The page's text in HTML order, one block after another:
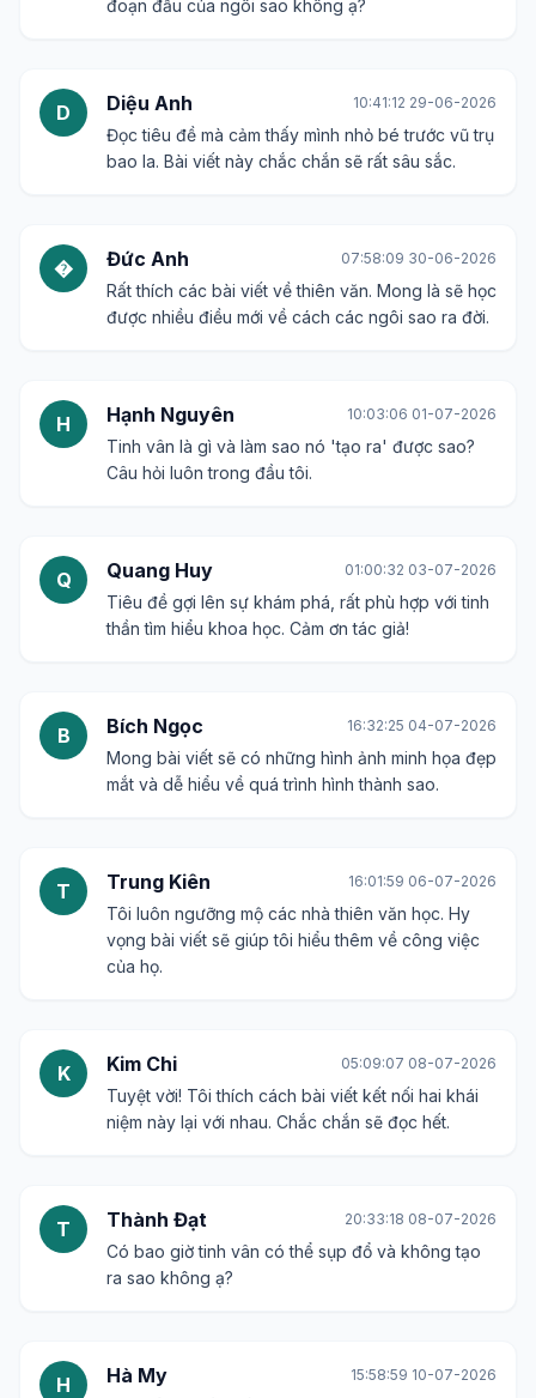
đoạn đầu của ngôi sao không ạ?
D Diệu Anh 10:41:12 29-06-2026
Đọc tiêu đề mà cảm thấy mình nhỏ bé trước vũ trụ
bao la. Bài viết này chắc chắn sẽ rất sâu sắc.
� Đức Anh 07:58:09 30-06-2026
Rất thích các bài viết về thiên văn. Mong là sẽ học
được nhiều điều mới về cách các ngôi sao ra đời.
H Hạnh Nguyên 10:03:06 01-07-2026
Tinh vân là gì và làm sao nó 'tạo ra' được sao?
Câu hỏi luôn trong đầu tôi.
Q Quang Huy 01:00:32 03-07-2026
Tiêu đề gợi lên sự khám phá, rất phù hợp với tinh
thần tìm hiểu khoa học. Cảm ơn tác giả!
B Bích Ngọc 16:32:25 04-07-2026
Mong bài viết sẽ có những hình ảnh minh họa đẹp
mắt và dễ hiểu về quá trình hình thành sao.
T Trung Kiên 16:01:59 06-07-2026
Tôi luôn ngưỡng mộ các nhà thiên văn học. Hy
vọng bài viết sẽ giúp tôi hiểu thêm về công việc
của họ.
K Kim Chi 05:09:07 08-07-2026
Tuyệt vời! Tôi thích cách bài viết kết nối hai khái
niệm này lại với nhau. Chắc chắn sẽ đọc hết.
T Thành Đạt 20:33:18 08-07-2026
Có bao giờ tinh vân có thể sụp đổ và không tạo
ra sao không ạ?
H Hà My 15:58:59 10-07-2026